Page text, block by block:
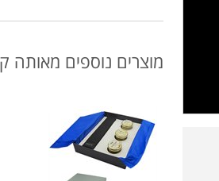
מוצרים נוספים מאותה